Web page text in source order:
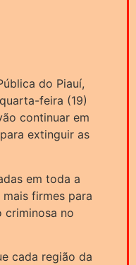
do Piauí,
feira (19)
continuar em
extinguir as
em toda a
firmes para
criminosa no
cada região da